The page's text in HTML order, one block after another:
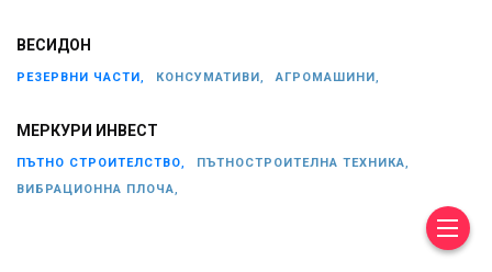
ВЕСИДОН
РЕЗЕРВНИ ЧАСТИ, КОНСУМАТИВИ, АГРОМАШИНИ,
МЕРКУРИ ИНВЕСТ
ПЪТНО СТРОИТЕЛСТВО,
ПЪТНОСТРОИТЕЛНА ТЕХНИКА,
ВИБРАЦИОННА ПЛОЧА,